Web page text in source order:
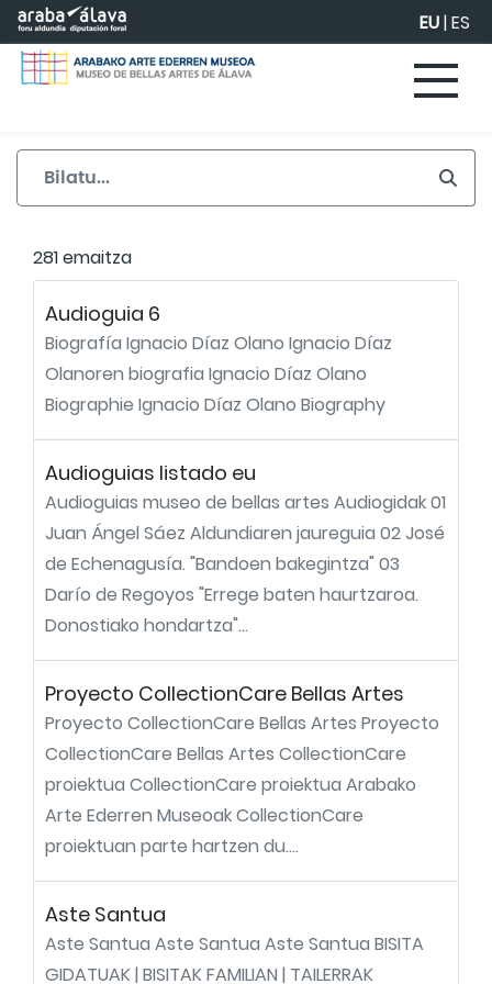
Eduki nagusira joan EU|ES
281 emaitza
Audioguia 6
Biografía Ignacio Díaz Olano Ignacio Díaz
Olanoren biografia Ignacio Díaz Olano
Biographie Ignacio Díaz Olano Biography
Audioguias listado eu
Audioguias museo de bellas artes Audiogidak 01
Juan Ángel Sáez Aldundiaren jaureguia 02 José
de Echenagusía. "Bandoen bakegintza" 03
Darío de Regoyos "Errege baten haurtzaroa.
Donostiako hondartza"...
Proyecto CollectionCare Bellas Artes
Proyecto CollectionCare Bellas Artes Proyecto
CollectionCare Bellas Artes CollectionCare
proiektua CollectionCare proiektua Arabako
Arte Ederren Museoak CollectionCare
proiektuan parte hartzen du....
Aste Santua
Aste Santua Aste Santua Aste Santua BISITA
GIDATUAK | BISITAK FAMILIAN | TAILERRAK